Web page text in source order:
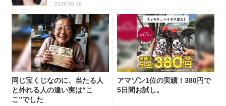
2026.06.18
同じ宝くじなのに、当たる人
と外れる人の違い実は“こ
こ”でした
アマゾン1位の実績！380円で
5日間お試し。